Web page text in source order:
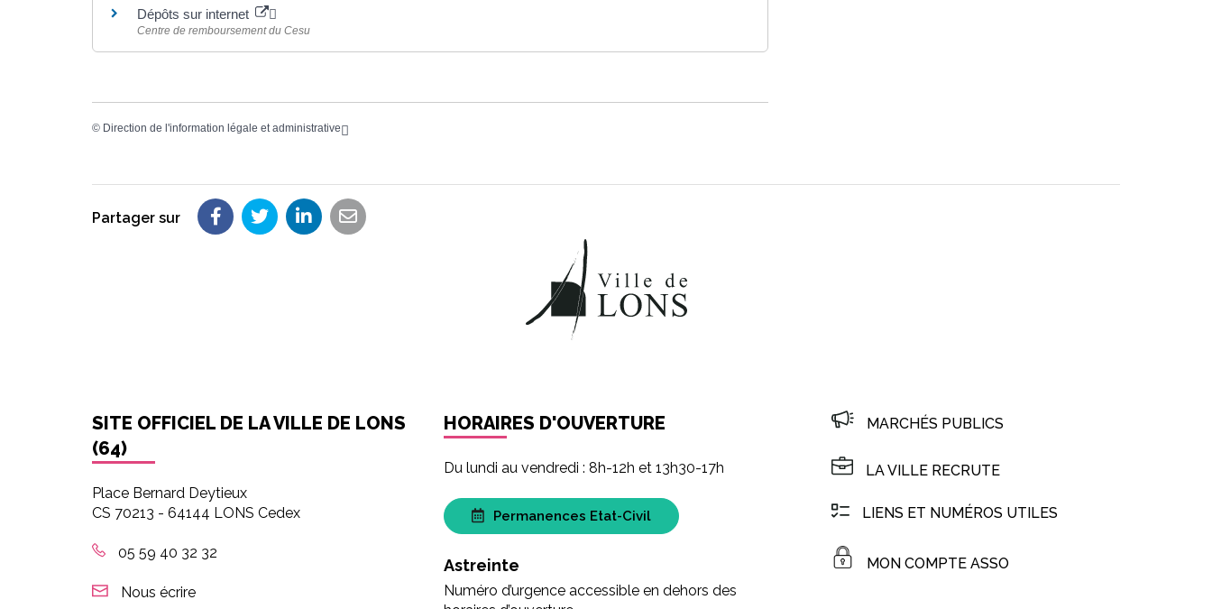
Dépôts sur internet
Centre de remboursement du Cesu
© Direction de l'information légale et administrative
Partager sur Partager sur Facebook
Partager sur Twitter
Partager sur LinkedIn
Partager par email
SITE OFFICIEL DE LA VILLE DE LONS
(64)
Place Bernard Deytieux
CS 70213 - 64144 LONS Cedex
05 59 40 32 32
Nous écrire
HORAIRES D'OUVERTURE
Du lundi au vendredi : 8h-12h et 13h30-17h
Permanences Etat-Civil
Astreinte
Numéro d’urgence accessible en dehors des
MARCHÉS PUBLICS
LA VILLE RECRUTE
LIENS ET NUMÉROS UTILES
MON COMPTE ASSO